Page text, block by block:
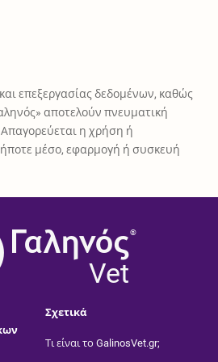
επεξεργασίας δεδομένων, καθώς
αποτελούν πνευματική
Απαγορεύεται η χρήση ή
μέσο, εφαρμογή ή συσκευή
®
Vet
Σχετικά
Τι είναι το GalinosVet.gr;